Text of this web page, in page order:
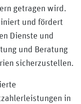
getragen wird.
und fördert
Dienste und
und Beratung
sicherzustellen.
in